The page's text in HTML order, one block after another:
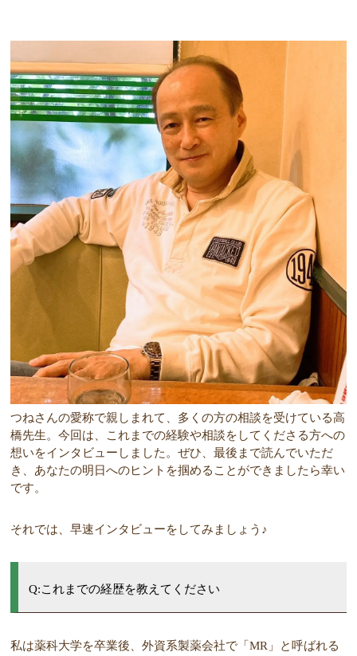
つねさんの愛称で親しまれて、多くの方の相談を受けている高
橋先生。今回は、これまでの経験や相談をしてくださる方への
想いをインタビューしました。ぜひ、最後まで読んでいただ
き、あなたの明日へのヒントを掴めることができましたら幸い
です。
それでは、早速インタビューをしてみましょう♪
Q:これまでの経歴を教えてください
私は薬科大学を卒業後、外資系製薬会社で「MR」と呼ばれる